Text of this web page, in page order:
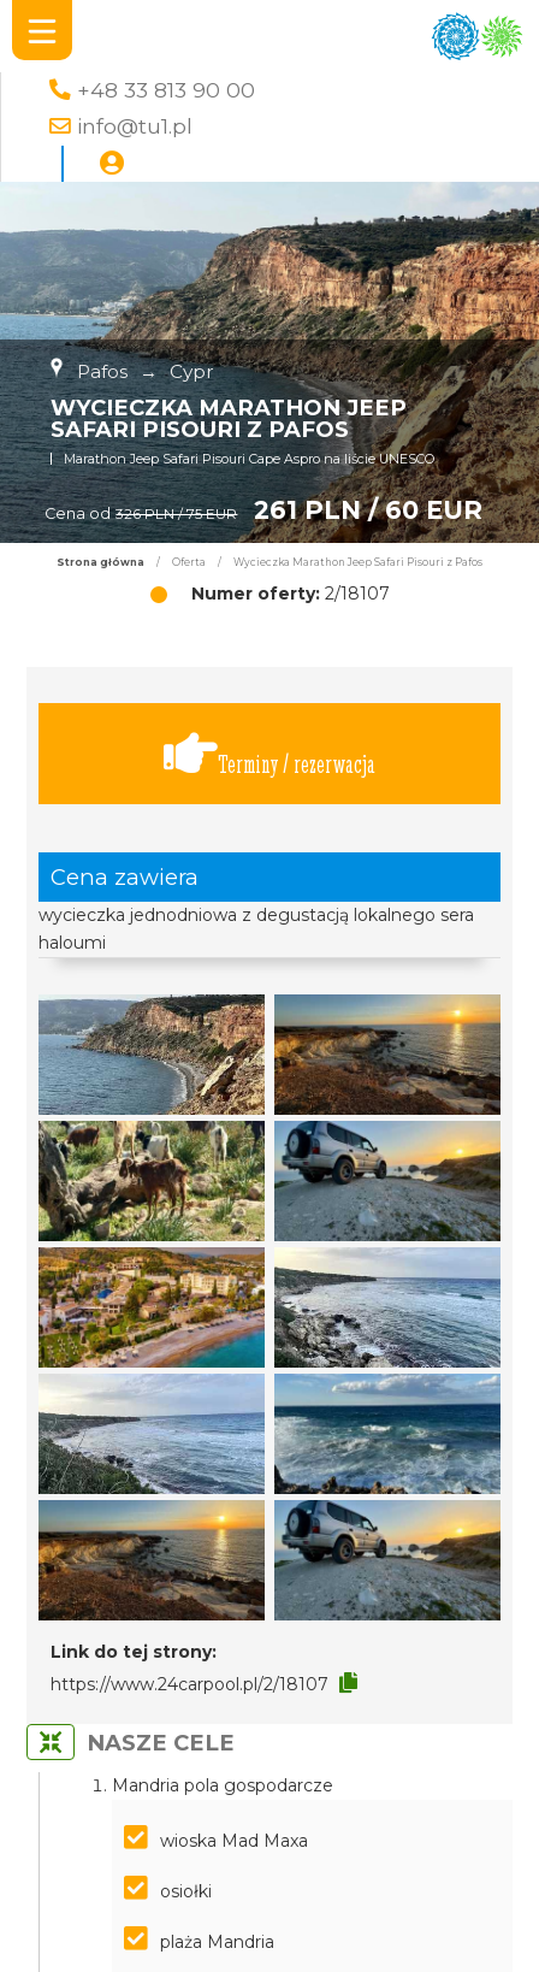
+48 33 813 90 00
info@tu1.pl
Pafos → Cypr
WYCIECZKA MARATHON JEEP
SAFARI PISOURI Z PAFOS
Marathon Jeep Safari Pisouri Cape Aspro na liście UNESCO
Cena od 326 PLN / 75 EUR 261 PLN / 60 EUR
Strona główna / Oferta / Wycieczka Marathon Jeep Safari Pisouri z Pafos
Numer oferty:2/18107
Terminy / rezerwacja
Cena zawiera
wycieczka jednodniowa z degustacją lokalnego sera
haloumi
Link do tej strony:
https://www.24carpool.pl/2/18107
NASZE CELE
Mandria pola gospodarcze
wioska Mad Maxa
osiołki
plaża Mandria